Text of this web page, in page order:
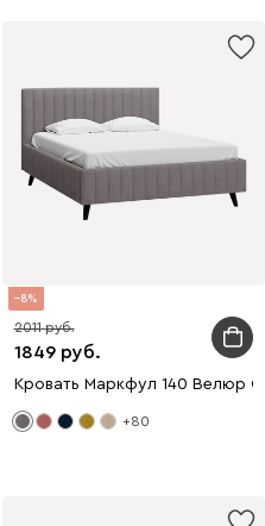
8
1849
2011
Кровать Маркфул 140 Велюр
+80